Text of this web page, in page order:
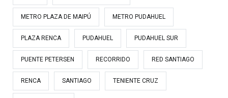
METRO PLAZA DE MAIPÚ METRO PUDAHUEL
PLAZA RENCA PUDAHUEL PUDAHUEL SUR
PUENTE PETERSEN RECORRIDO RED SANTIAGO
RENCA SANTIAGO TENIENTE CRUZ